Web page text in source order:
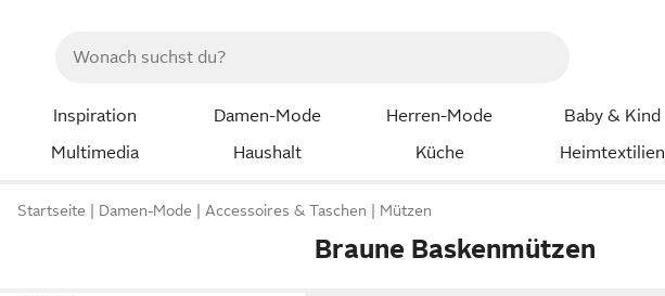
Inspiration Damen-Mode Herren-Mode Baby & Kind
Multimedia
Haushalt Küche Heimtextilien
Startseite Damen-Mode Accessoires & Taschen Mützen
Braune Baskenmützen